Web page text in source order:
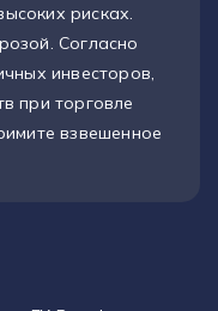
рисках.
Согласно
инвесторов,
при торговле
взвешенное